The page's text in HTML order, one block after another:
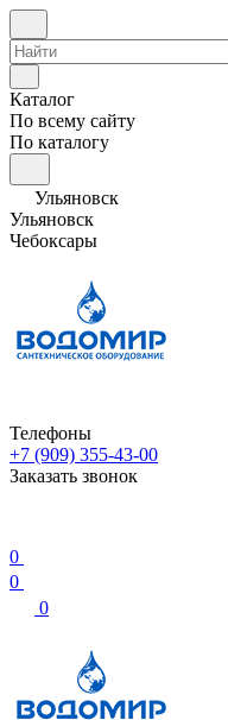
Каталог
По всему сайту
По каталогу
Ульяновск
Ульяновск
Чебоксары
Телефоны
+7 (909) 355-43-00
Заказать звонок
0
0
0